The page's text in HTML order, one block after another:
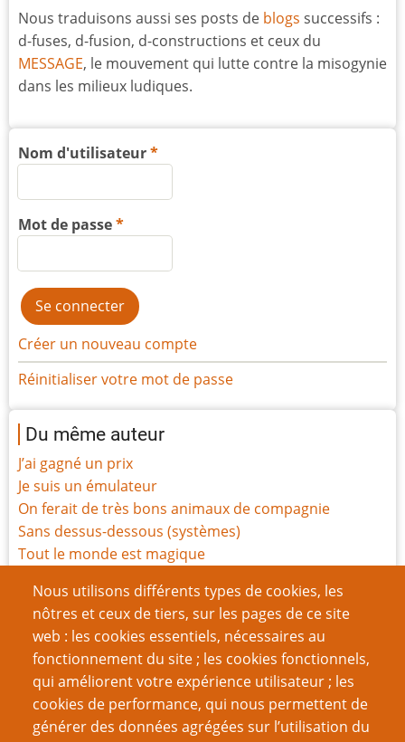
Nous utilisons différents types de cookies, les
nôtres et ceux de tiers, sur les pages de ce site
web : les cookies essentiels, nécessaires au
fonctionnement du site ; les cookies fonctionnels,
qui améliorent votre expérience utilisateur ; les
cookies de performance, qui nous permettent de
générer des données agrégées sur l’utilisation du
Nous traduisons aussi ses posts de blogs successifs :
d-fuses, d-fusion, d-constructions et ceux du
MESSAGE, le mouvement qui lutte contre la misogynie
dans les milieux ludiques.
Nom d'utilisateur
Mot de passe
Créer un nouveau compte
Réinitialiser votre mot de passe
Du même auteur
J’ai gagné un prix
Je suis un émulateur
On ferait de très bons animaux de compagnie
Sans dessus-dessous (systèmes)
Tout le monde est magique
Ode aux Indés
Les jeux en une page sont-ils sans valeur ?
La Carte-X ne vous sauvera pas de tout
Défi du gamer : un jeu par saison
Pagination 1
Page
suivante
››